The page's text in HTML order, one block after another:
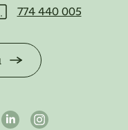
774 440 005